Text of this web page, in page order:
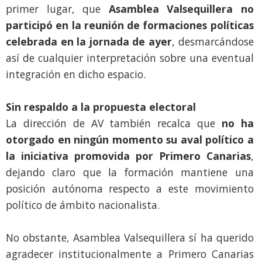
primer lugar, que Asamblea Valsequillera no
participó en la reunión de formaciones políticas
celebrada en la jornada de ayer, desmarcándose
así de cualquier interpretación sobre una eventual
integración en dicho espacio.
Sin respaldo a la propuesta electoral
La dirección de AV también recalca que no ha
otorgado en ningún momento su aval político a
la iniciativa promovida por Primero Canarias,
dejando claro que la formación mantiene una
posición autónoma respecto a este movimiento
político de ámbito nacionalista.
No obstante, Asamblea Valsequillera sí ha querido
agradecer institucionalmente a Primero Canarias